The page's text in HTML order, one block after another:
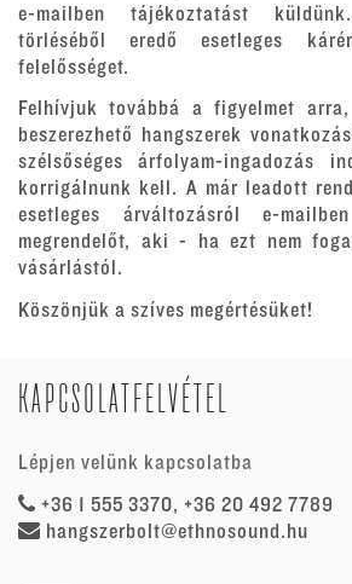
e-mailben tájékoztatást
törléséből eredő esetleges
felelősséget.
Felhívjuk továbbá a figyelmet
beszerezhető hangszerek
szélsőséges árfolyam-ingadozás
korrigálnunk kell. A már leadott
esetleges árváltozásról e-
megrendelőt, aki - ha ezt nem
vásárlástól.
Köszönjük a szíves megértésüket!
KAPCSOLATFELVÉTEL
Lépjen velünk kapcsolatba
+36 1 555 3370, +36 20 492 7789
hangszerbolt@ethnosound.hu